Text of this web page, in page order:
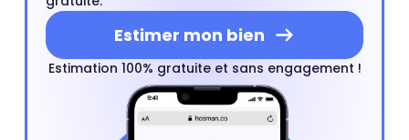
Estimer mon bien
Estimation 100% gratuite et sans engagement !